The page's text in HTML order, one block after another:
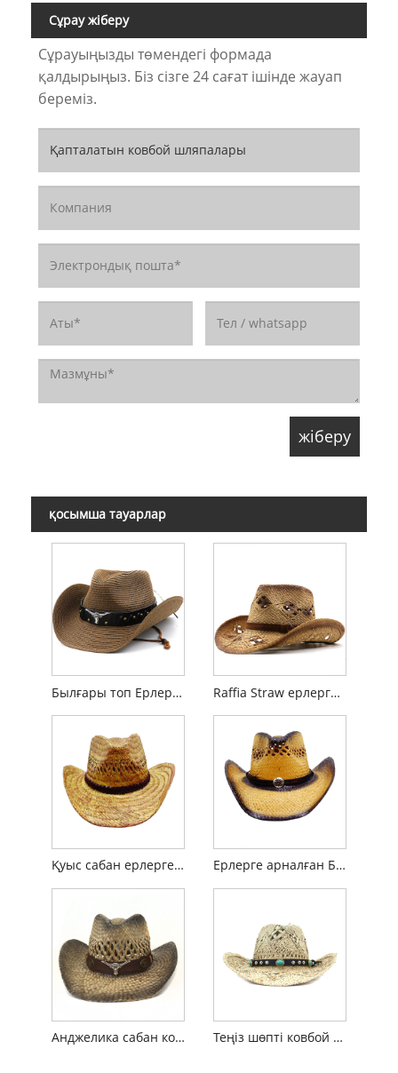
Сұрау жіберу
Сұрауыңызды төмендегі формада
қалдырыңыз. Біз сізге 24 сағат ішінде жауап
береміз.
қосымша тауарлар
Былғары топ Ерлерге арналған ковбой сабан шляпасы Raffia Straw ерлерге арналған ковбой қалпағы
Қуыс сабан ерлерге арналған ковбой қалпағы Ерлерге арналған Батыс сабан ковбой қалпағы
Анджелика сабан ковбой жағажай қалпағы Теңіз шөпті ковбой күн шляпасы